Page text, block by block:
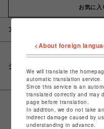
お気に入
アイテム説明 / 素材
シェアする
<About foreign
We will translate the
automatic translation service.
Since this service is an
translated correctly and may
page before translation.
In addition, we do not take
indirect damage caused by
understanding in advance.